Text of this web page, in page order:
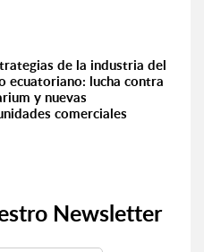
de la industria del
ecuatoriano: lucha contra
y nuevas
comerciales
Newsletter